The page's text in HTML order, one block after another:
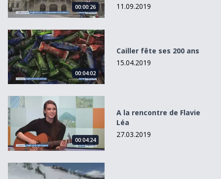
00:00:26
11.09.2019
Cailler fête ses 200 ans
00:04:02
Cailler fête ses 200 ans
15.04.2019
A la rencontre de Flavie Léa
00:04:24
A la rencontre de Flavie
Léa
27.03.2019
Mathilde Gremaud en or